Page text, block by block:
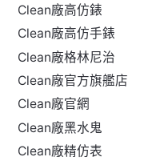
Clean廠高仿錶
Clean廠高仿手錶
Clean廠格林尼治
Clean廠官方旗艦店
Clean廠官網
Clean廠黑水鬼
Clean廠精仿表